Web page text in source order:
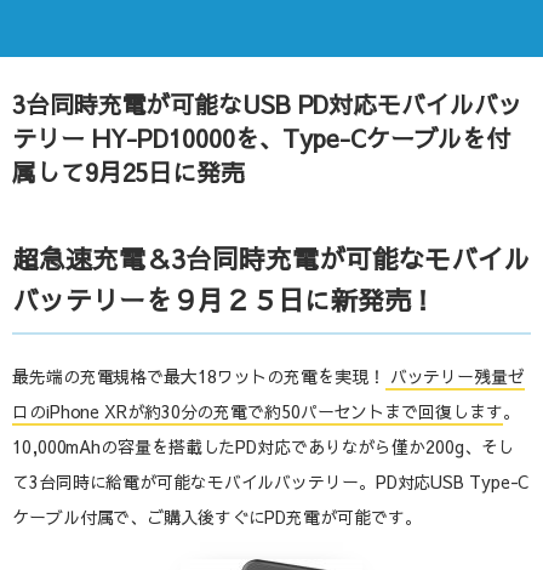
3台同時充電が可能なUSB PD対応モバイルバッ
テリー HY-PD10000を、Type-Cケーブルを付
属して9月25日に発売
超急速充電＆3台同時充電が可能なモバイル
バッテリーを９月２５日に新発売！
最先端の充電規格で最大18ワットの充電を実現！ バッテリー残量ゼ
ロのiPhone XRが約30分の充電で約50パーセントまで回復します。
10,000mAhの容量を搭載したPD対応でありながら僅か200g、そし
て3台同時に給電が可能なモバイルバッテリー。PD対応USB Type-C
ケーブル付属で、ご購入後すぐにPD充電が可能です。